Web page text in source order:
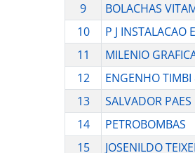
9
BOLACHAS
10
P J INSTALACAO
11
MILENIO
12
ENGENHO
13
SALVADOR PAES
14
PETROBOMBAS
15
JOSENILDO